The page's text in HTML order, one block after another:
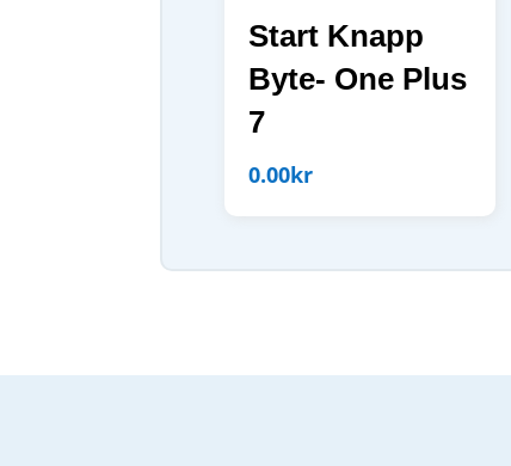
Start Knapp
Byte- One Plus
7
0.00kr